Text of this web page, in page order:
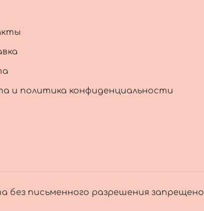
и политика конфиденциальности
без письменного разрешения запрещено